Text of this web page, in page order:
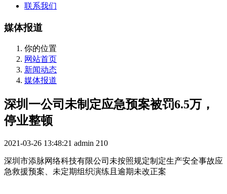
联系我们
媒体报道
你的位置
网站首页
新闻动态
媒体报道
深圳一公司未制定应急预案被罚6.5万，
停业整顿
2021-03-26 13:48:21 admin 210
深圳市添脉网络科技有限公司未按照规定制定生产安全事故应
急救援预案、未定期组织演练且逾期未改正案